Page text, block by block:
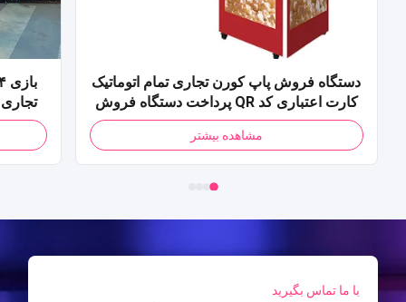
دستگاه فروش پاپ کورن تجاری تمام اتوماتیک
کارت اعتباری کد QR پرداخت دستگاه فروش
پاپ کورن برای مرکز خرید
مشاهده بیشتر
با ما تماس بگیرید